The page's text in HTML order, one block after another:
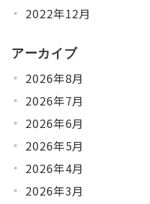
2022年12月
アーカイブ
2026年8月
2026年7月
2026年6月
2026年5月
2026年4月
2026年3月